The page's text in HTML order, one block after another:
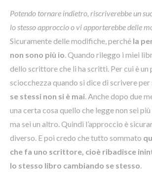
Potendo tornare indietro, riscriverebbe un
lo stesso approccio o vi apporterebbe delle
Sicuramente delle modifiche, perché la
non sono più io . Quando rileggo i miei
dello scrittore che li ha scritti. Per cui è un
sciocchezza quando si dice di scrivere per
se stessi non si è mai . Anche dopo due
una certa cosa quello che legge non sei
ma sei un altro. Quindi l’approccio è
diverso. E poi credo che tutto sommato
che fa uno scrittore, cioè ribadisce
lo stesso libro cambiando se stesso